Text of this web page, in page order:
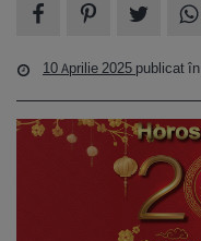
10 Aprilie 2025 publicat în